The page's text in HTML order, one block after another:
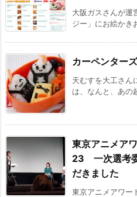
大阪ガスさんが運
ジー」にお絵かき
カーペンター
天むすを大工さん
は、なんと、あの
東京アニメア
23 一次選考
だきました
東京アニメアワ